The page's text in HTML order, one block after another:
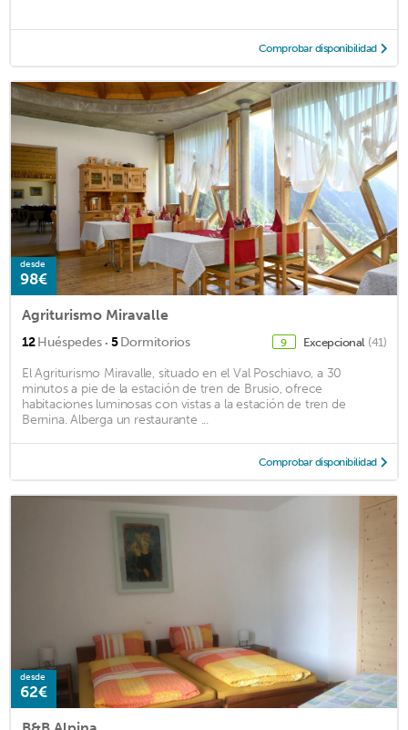
Comprobar disponibilidad
desde
98€
Agriturismo Miravalle
12Huéspedes · 5Dormitorios 9 Excepcional (41)
El Agriturismo Miravalle, situado en el Val Poschiavo, a 30
minutos a pie de la estación de tren de Brusio, ofrece
habitaciones luminosas con vistas a la estación de tren de
Bernina. Alberga un restaurante ...
Comprobar disponibilidad
desde
62€